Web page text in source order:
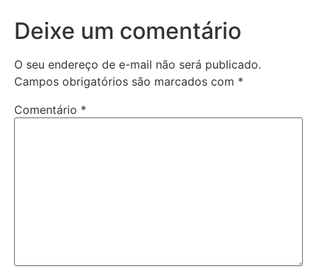
Deixe um comentário
O seu endereço de e-mail não será publicado.
Campos obrigatórios são marcados com *
Comentário *